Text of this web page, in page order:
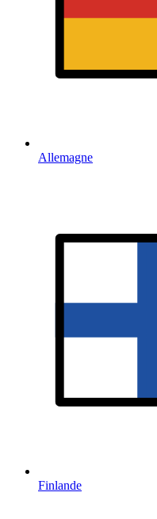
Allemagne
Finlande